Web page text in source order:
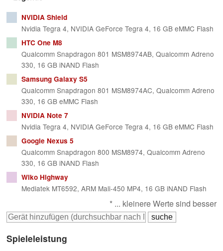
NVIDIA Shield
Nvidia Tegra 4, NVIDIA GeForce Tegra 4, 16 GB eMMC Flash
HTC One M8
Qualcomm Snapdragon 801 MSM8974AB, Qualcomm Adreno
330, 16 GB iNAND Flash
Samsung Galaxy S5
Qualcomm Snapdragon 801 MSM8974AC, Qualcomm Adreno
330, 16 GB eMMC Flash
NVIDIA Note 7
Nvidia Tegra 4, NVIDIA GeForce Tegra 4, 16 GB eMMC Flash
Google Nexus 5
Qualcomm Snapdragon 800 MSM8974, Qualcomm Adreno
330, 16 GB iNAND Flash
Wiko Highway
Mediatek MT6592, ARM Mali-450 MP4, 16 GB iNAND Flash
* ... kleinere Werte sind besser
Spieleleistung